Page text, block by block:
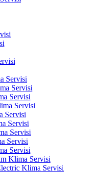
Servisi
Servisi
Servisi
Servisi
Servisi
Servisi
Servisi
Servisi
Servisi
Klima Servisi
Klima Servisi